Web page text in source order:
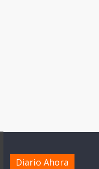
Diario Ahora